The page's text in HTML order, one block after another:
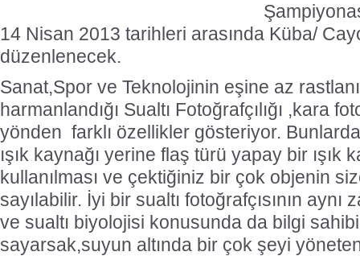
14 Nisan 2013 tarihleri arasında Küba/
düzenlenecek.
Sanat,Spor ve Teknolojinin eşine az
harmanlandığı Sualtı Fotoğrafçılığı ,kara
yönden farklı özellikler gösteriyor.
ışık kaynağı yerine flaş türü yapay bir ışık
kullanılması ve çektiğiniz bir çok objenin
sayılabilir. İyi bir sualtı fotoğrafçısının aynı
ve sualtı biyolojisi konusunda da bilgi
sayarsak,suyun altında bir çok şeyi